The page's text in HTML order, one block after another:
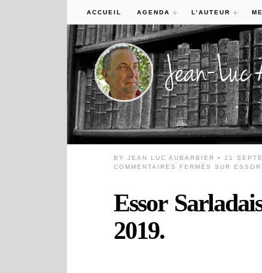
ACCUEIL AGENDA L’AUTEUR
BYJEAN LUC AUBARBIER • 21
COMMENTAIRES FERMÉS
SUR
Essor
2019.